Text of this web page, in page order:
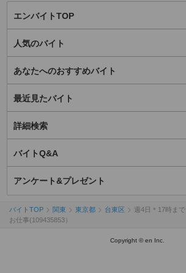
エンバイトTOP
人気のバイト
あなたへのおすすめバイト
最近見たバイト
詳細検索
バイトQ&A
アンケート&プレゼント
バイトTOP 関東 東京都 台東区
週4日＊17時ま
お仕事(109435853）
Copyright © en Inc.